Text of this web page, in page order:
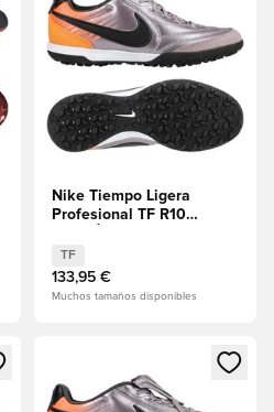
Nike Tiempo Ligera
Profesional TF R10
TF
133,95 €
Muchos tamaños disponibles
sesión o registrarse como
Abre un modal para iniciar